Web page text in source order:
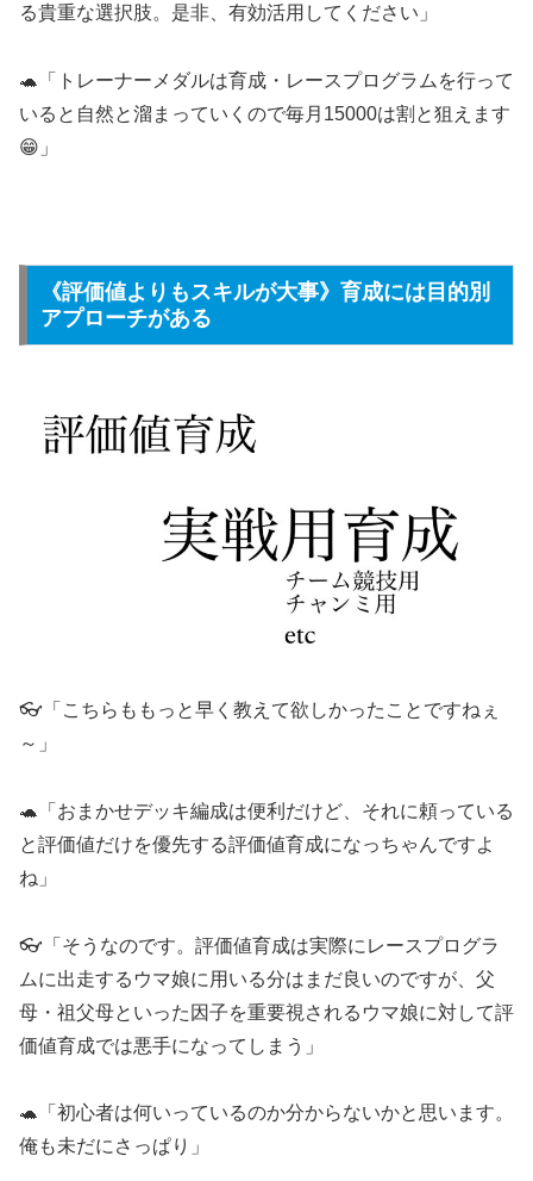
る貴重な選択肢。是非、有効活用してください」
🐢「トレーナーメダルは育成・レースプログラムを行って
いると自然と溜まっていくので毎月15000は割と狙えます
😁」
《評価値よりもスキルが大事》育成には目的別
アプローチがある
👓「こちらももっと早く教えて欲しかったことですねぇ
～」
🐢「おまかせデッキ編成は便利だけど、それに頼っている
と評価値だけを優先する評価値育成になっちゃんですよ
ね」
👓「そうなのです。評価値育成は実際にレースプログラ
ムに出走するウマ娘に用いる分はまだ良いのですが、父
母・祖父母といった因子を重要視されるウマ娘に対して評
価値育成では悪手になってしまう」
🐢「初心者は何いっているのか分からないかと思います。
俺も未だにさっぱり」